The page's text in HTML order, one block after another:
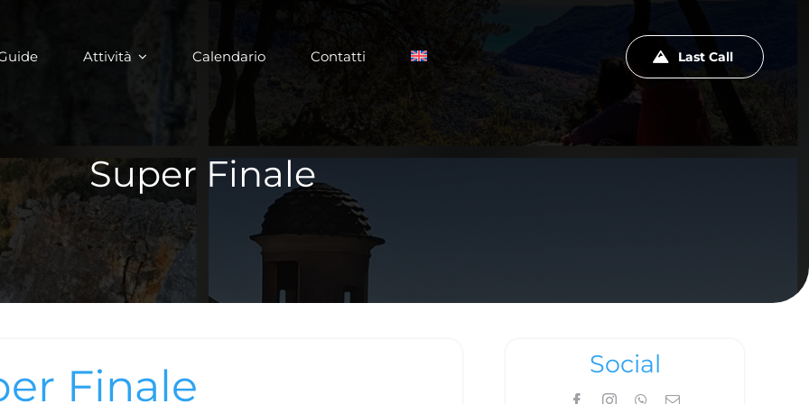
Attività Calendario Contatti Last Call
Super Finale
Finale Social